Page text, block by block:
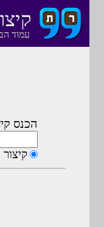
עמוד
הכנס
קיצור